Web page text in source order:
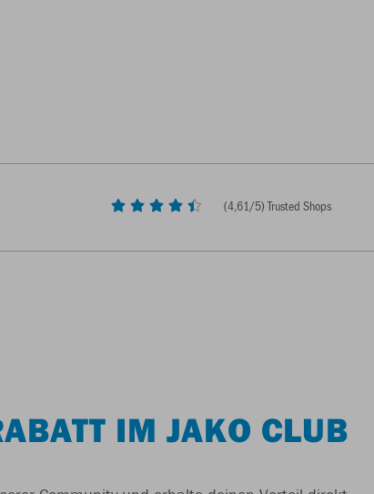
(4,61/5) Trusted Shops
IM JAKO CLUB